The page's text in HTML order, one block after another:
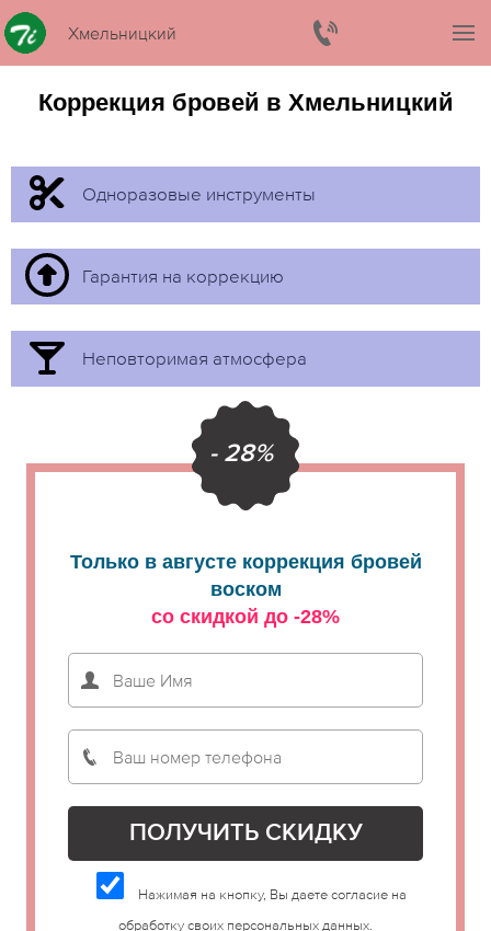
Хмельницкий
Коррекция бровей в Хмельницкий
Одноразовые инструменты
Гарантия на коррекцию
Неповторимая атмосфера
- 28%
Только в августе коррекция бровей
воском
со скидкой до -28%
Нажимая на кнопку, Вы даете согласие на
обработку своих персональных данных.